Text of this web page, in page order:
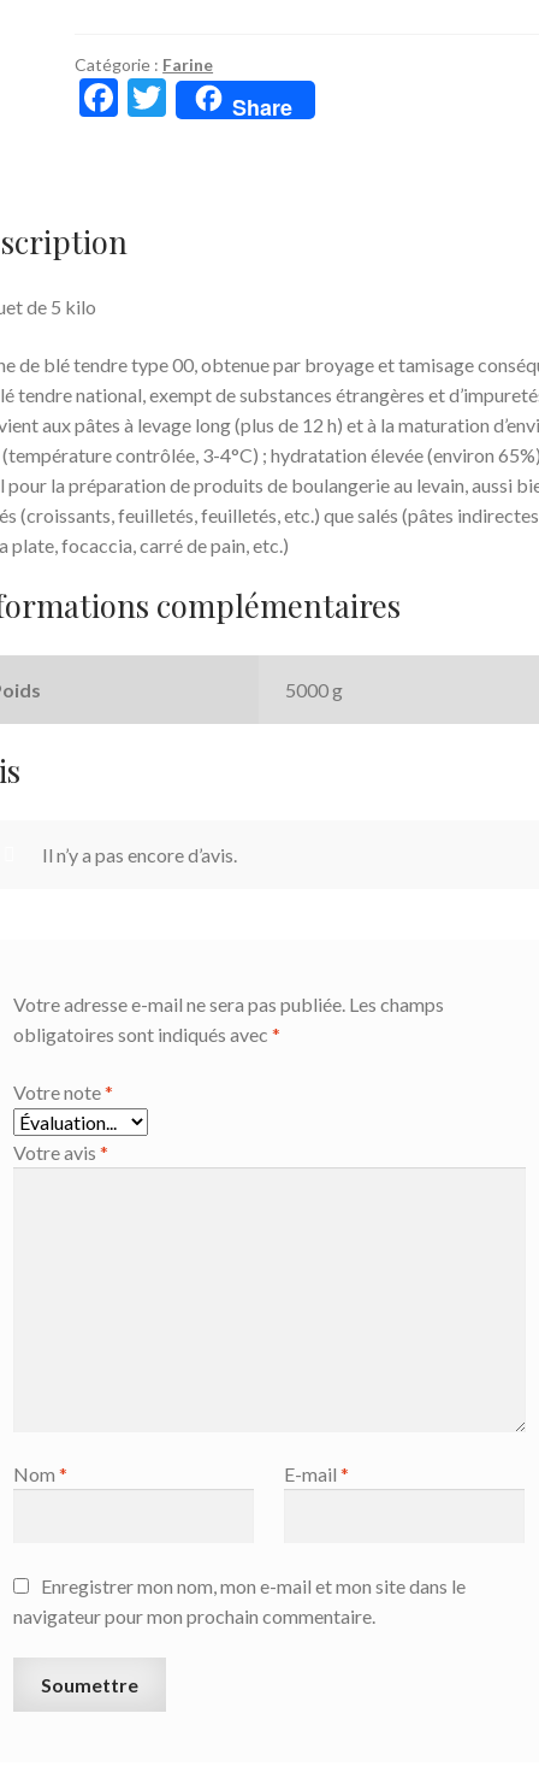
pizza
ETNA
tipo
Catégorie : Farine
F
o
T
Share
de 5 kilo
de blé tendre type 00, obtenue par broyage et tamisage
tendre national, exempt de substances étrangères et
aux pâtes à levage long (plus de 12 h) et à la maturation
contrôlée, 3-4°C) ; hydratation élevée (environ 65%).
pour la préparation de produits de boulangerie au levain, aussi
(croissants, feuilletés, feuilletés, etc.) que salés (pâtes indirectes,
plate, focaccia, carré de pain, etc.)
complémentaires
5000 g
Il n’y a pas encore d’avis.
Votre adresse e-mail ne sera pas publiée. Les champs
obligatoires sont indiqués avec*
Votre note*
Votre avis*
Nom* E-mail*
Enregistrer mon nom, mon e-mail et mon site dans le
navigateur pour mon prochain commentaire.